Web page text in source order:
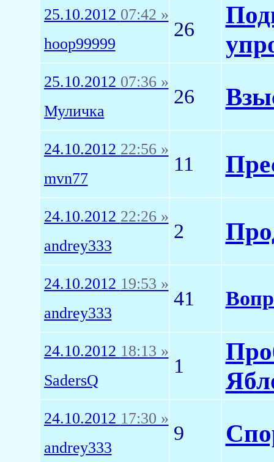
25.10.2012 07:42 »
hoop99999
26
25.10.2012 07:36 »
Муличка
26
24.10.2012 22:56 »
mvn77
11
24.10.2012 22:26 »
andrey333
2
24.10.2012 19:53 »
andrey333
41
24.10.2012 18:13 »
SadersQ
1
24.10.2012 17:30 »
andrey333
9